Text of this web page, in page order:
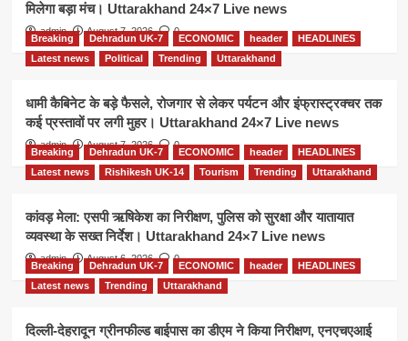
मिलेगा बड़ा मंच। Uttarakhand 24×7 Live news
admin August 7, 2026 0
Breaking Dehradun UK-7 ECONOMIC header
HEADLINES
Latest news
Political Trending Uttarakhand
धामी कैबिनेट के बड़े फैसले, रोजगार से लेकर पर्यटन और इंफ्रास्ट्रक्चर तक
कई प्रस्तावों पर लगी मुहर। Uttarakhand 24×7 Live news
admin August 7, 2026 0
Breaking Dehradun UK-7 ECONOMIC header
HEADLINES
Latest news
Rishikesh UK-14 Tourism Trending Uttarakhand
कांवड़ मेला: एसपी ऋषिकेश का निरीक्षण, पुलिस को सुरक्षा और यातायात
व्यवस्था के सख्त निर्देश। Uttarakhand 24×7 Live news
admin August 6, 2026 0
Breaking Dehradun UK-7 ECONOMIC header
HEADLINES
Latest news
Trending Uttarakhand
दिल्ली-देहरादून ग्रीनफील्ड बाईपास का डीएम ने किया निरीक्षण, एनएचएआई